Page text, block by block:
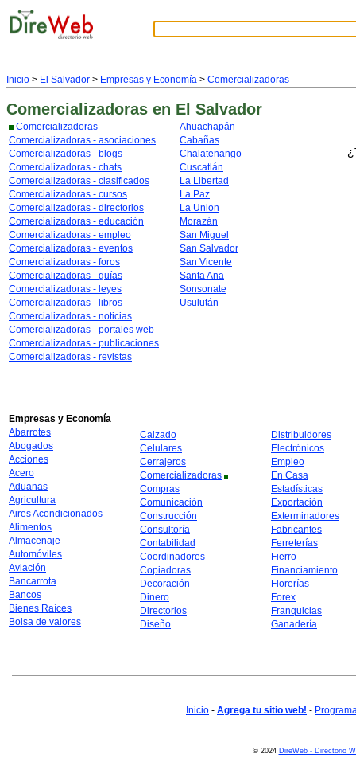
Inicio > El Salvador > Empresas y Economía > Comercializadoras
Comercializadoras en El Salvador
Comercializadoras
Comercializadoras - asociaciones
Comercializadoras - blogs
Comercializadoras - chats
Comercializadoras - clasificados
Comercializadoras - cursos
Comercializadoras - directorios
Comercializadoras - educación
Comercializadoras - empleo
Comercializadoras - eventos
Comercializadoras - foros
Comercializadoras - guías
Comercializadoras - leyes
Comercializadoras - libros
Comercializadoras - noticias
Comercializadoras - portales web
Comercializadoras - publicaciones
Comercializadoras - revistas
Ahuachapán
Cabañas
Chalatenango
Cuscatlán
La Libertad
La Paz
La Union
Morazán
San Miguel
San Salvador
San Vicente
Santa Ana
Sonsonate
Usulután
Empresas y Economía
Abarrotes
Abogados
Acciones
Acero
Aduanas
Agricultura
Aires Acondicionados
Alimentos
Almacenaje
Automóviles
Aviación
Bancarrota
Bancos
Bienes Raíces
Bolsa de valores
Calzado
Celulares
Cerrajeros
Comercializadoras
Compras
Comunicación
Construcción
Consultoría
Contabilidad
Coordinadores
Copiadoras
Decoración
Dinero
Directorios
Diseño
Distribuidores
Electrónicos
Empleo
En Casa
Estadísticas
Exportación
Exterminadores
Fabricantes
Ferreterías
Fierro
Financiamiento
Florerías
Forex
Franquicias
Ganadería
Inicio - Agrega tu sitio web! -
© 2024 DireWeb - Directorio